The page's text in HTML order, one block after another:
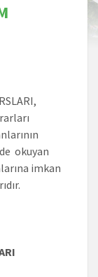
okuyan
imkan